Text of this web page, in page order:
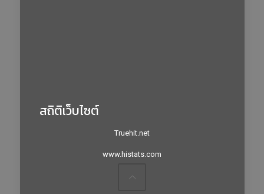
สถิติเว็บไซต์
Truehit.net
www.histats.com